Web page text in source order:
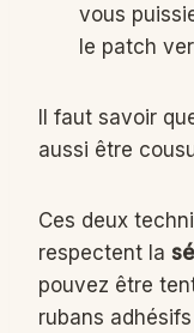
vous
le patch
Il faut savoir
aussi être
Ces deux
respectent la
pouvez être
rubans